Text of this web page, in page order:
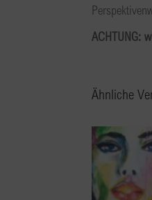
ACHTUNG:
Ähnliche